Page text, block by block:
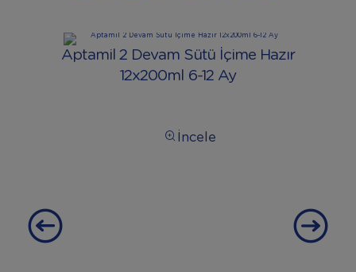
Aptamil 2 Devam Sütü İçime Hazır
12x200ml 6-12 Ay
İncele